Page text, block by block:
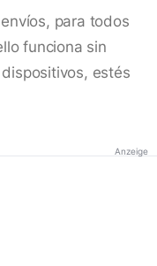
para todos
funciona sin
estés
Anzeige